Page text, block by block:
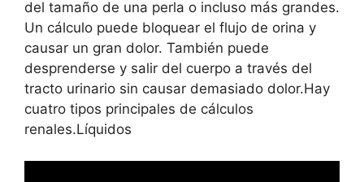
del tamaño de una perla o incluso más grandes.
Un cálculo puede bloquear el flujo de orina y
causar un gran dolor. También puede
desprenderse y salir del cuerpo a través del
tracto urinario sin causar demasiado dolor.Hay
cuatro tipos principales de cálculos
renales.Líquidos